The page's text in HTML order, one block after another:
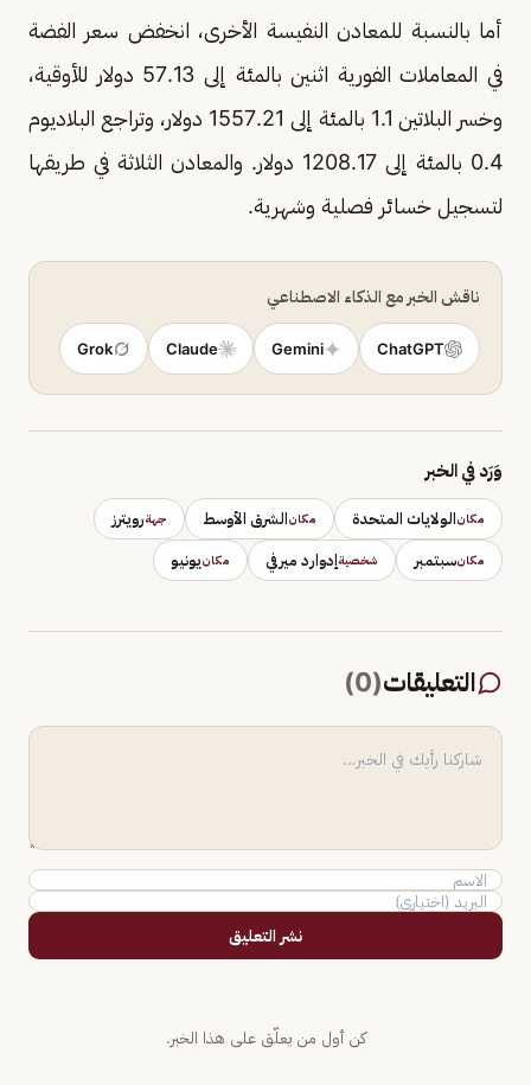
أما بالنسبة ​للمعادن النفيسة الأخرى، انخفض سعر الفضة
في المعاملات ​الفورية اثنين بالمئة إلى 57.13 دولار للأوقية،
وخسر البلاتين 1.1 بالمئة إلى 1557.21 دولار، وتراجع البلاديوم
0.4 بالمئة إلى ​1208.17 دولار. والمعادن الثلاثة في طريقها
لتسجيل خسائر فصلية وشهرية.
ناقش الخبر مع الذكاء الاصطناعي
ChatGPT
Gemini
Claude
Grok
وَرَد في الخبر
مكانالولايات المتحدة مكانالشرق الأوسط جهةرويترز
مكانسبتمبر شخصيةإدوارد ميرفي مكانيونيو
التعليقات(
0
)
نشر التعليق
كن أول من يعلّق على هذا الخبر.